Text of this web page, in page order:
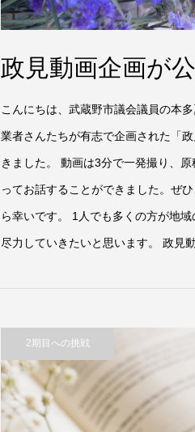
政見動画企画が
こんにちは、武蔵野市議会議員の本
業者さんたちが有志で企画された「
きました。 動画は3分で一発撮り、
ってお話することができました。ぜ
ら幸いです。 1人でも多くの方が地
尽力していきたいと思います。 政見
2期目への挑戦